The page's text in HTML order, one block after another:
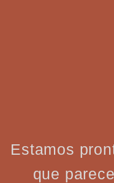
Estamos
que